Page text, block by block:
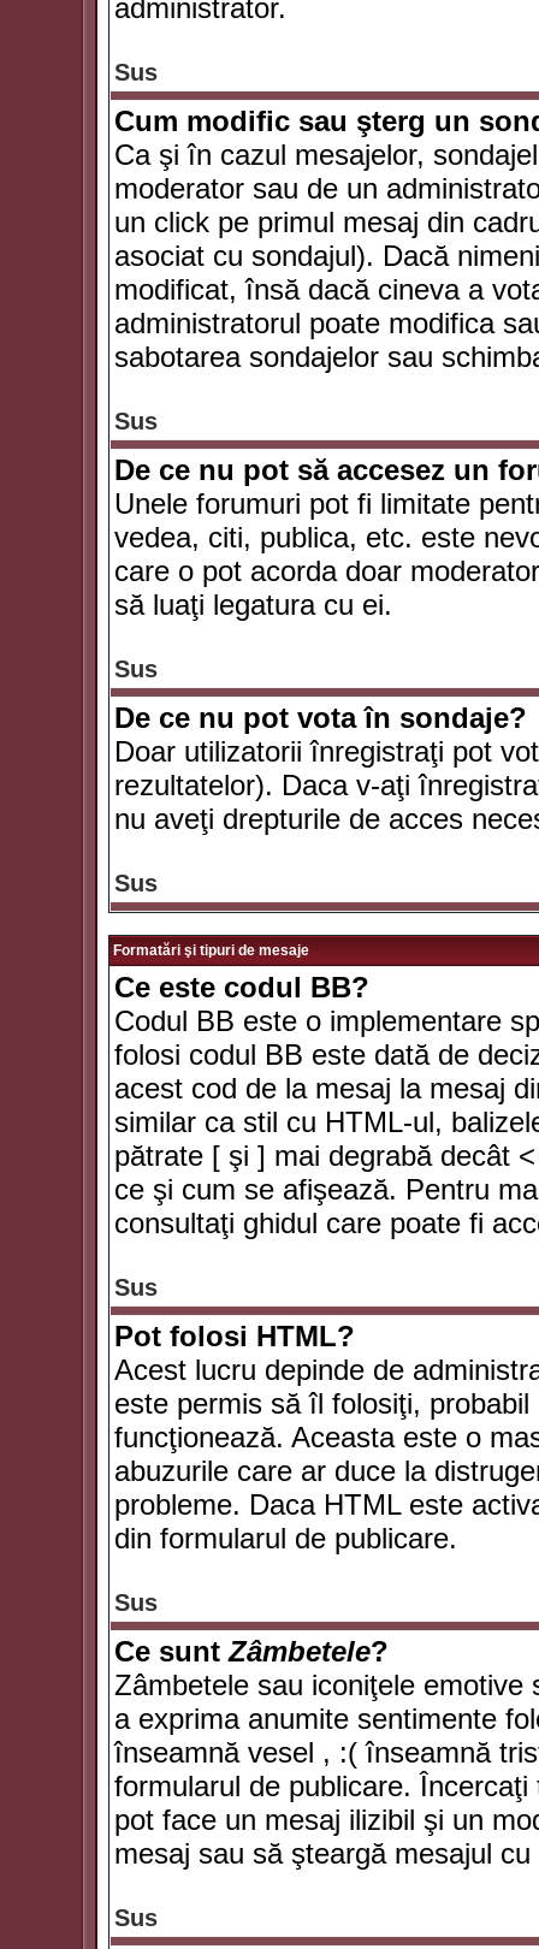
administrator.
Sus
Cum modific sau şterg un
Ca şi în cazul mesajelor,
moderator sau de un
un click pe primul mesaj din
asociat cu sondajul). Dacă
modificat, însă dacă cineva a
administratorul poate modifica
sabotarea sondajelor sau
Sus
De ce nu pot să accesez un
Unele forumuri pot fi limitate
vedea, citi, publica, etc. este
care o pot acorda doar
să luaţi legatura cu ei.
Sus
De ce nu pot vota în sondaje?
Doar utilizatorii înregistraţi pot
rezultatelor). Daca v-aţi
nu aveţi drepturile de acces
Sus
Formatări şi tipuri de mesaje
Ce este codul BB?
Codul BB este o implementare
folosi codul BB este dată de
acest cod de la mesaj la mesaj
similar ca stil cu HTML-ul,
pătrate [ şi ] mai degrabă decât
ce şi cum se afişează. Pentru
consultaţi ghidul care poate fi
Sus
Pot folosi HTML?
Acest lucru depinde de
este permis să îl folosiţi,
funcţionează. Aceasta este o
abuzurile care ar duce la
probleme. Daca HTML este
din formularul de publicare.
Sus
Ce suntZâmbetele?
Zâmbetele sau iconiţele
a exprima anumite sentimente
înseamnă vesel , :( înseamnă
formularul de publicare.
pot face un mesaj ilizibil şi un
mesaj sau să şteargă mesajul cu
Sus